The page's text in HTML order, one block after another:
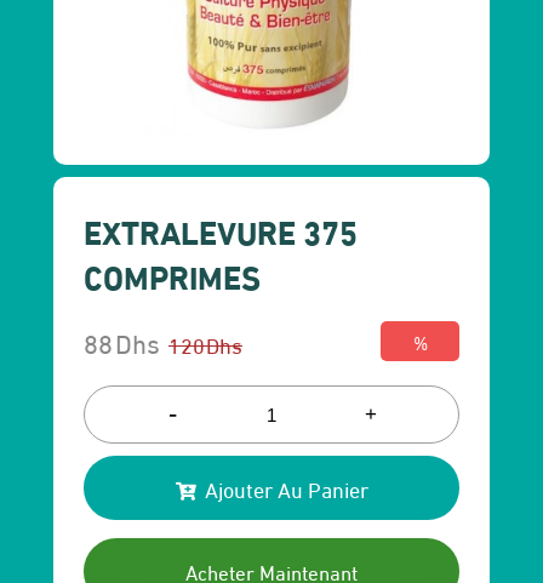
EXTRALEVURE 375
COMPRIMES
120Dhs
Le
prix
initial
était :
120 Dhs.
88Dhs
Le
prix
actuel
est :
88 Dhs.
%
- +
Ajouter Au Panier
Acheter Maintenant